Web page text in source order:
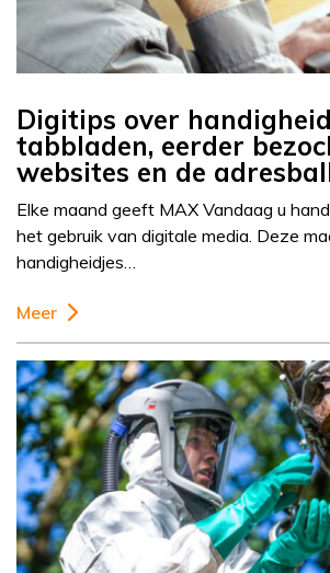
Digitips over
tabbladen, eerder
websites en de
Elke maand geeft MAX Vandaag u
het gebruik van digitale media. Deze
handigheidjes…
Meer